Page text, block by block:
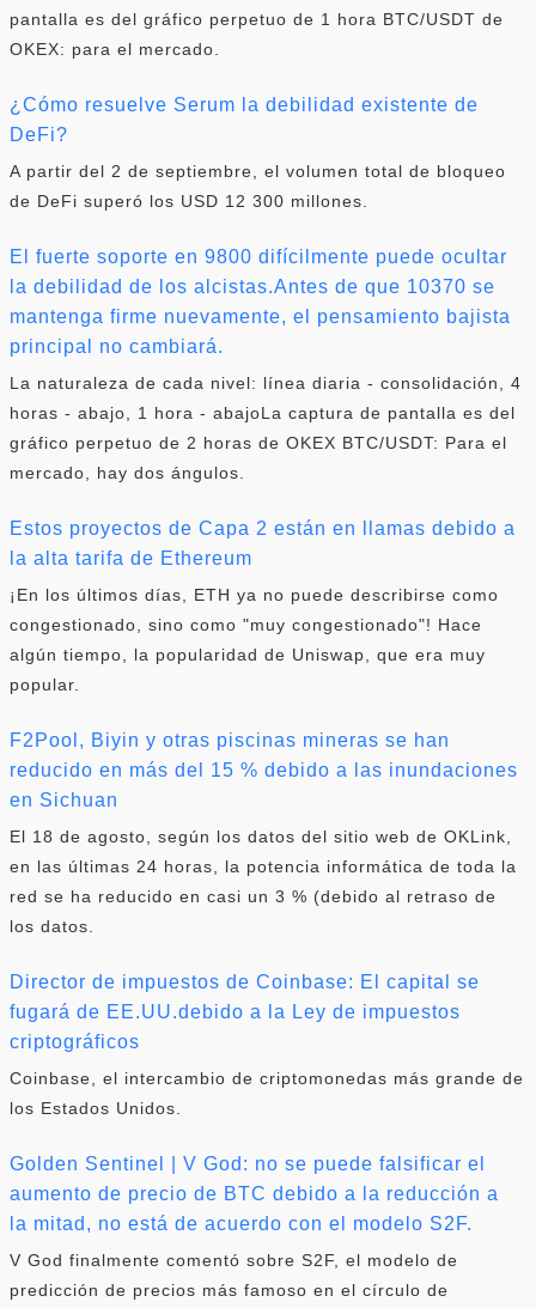
pantalla es del gráfico perpetuo de 1 hora BTC/USDT de
OKEX: para el mercado.
¿Cómo resuelve Serum la debilidad existente de
DeFi?
A partir del 2 de septiembre, el volumen total de bloqueo
de DeFi superó los USD 12 300 millones.
El fuerte soporte en 9800 difícilmente puede ocultar
la debilidad de los alcistas.Antes de que 10370 se
mantenga firme nuevamente, el pensamiento bajista
principal no cambiará.
La naturaleza de cada nivel: línea diaria - consolidación, 4
horas - abajo, 1 hora - abajoLa captura de pantalla es del
gráfico perpetuo de 2 horas de OKEX BTC/USDT: Para el
mercado, hay dos ángulos.
Estos proyectos de Capa 2 están en llamas debido a
la alta tarifa de Ethereum
¡En los últimos días, ETH ya no puede describirse como
congestionado, sino como "muy congestionado"! Hace
algún tiempo, la popularidad de Uniswap, que era muy
popular.
F2Pool, Biyin y otras piscinas mineras se han
reducido en más del 15 % debido a las inundaciones
en Sichuan
El 18 de agosto, según los datos del sitio web de OKLink,
en las últimas 24 horas, la potencia informática de toda la
red se ha reducido en casi un 3 % (debido al retraso de
los datos.
Director de impuestos de Coinbase: El capital se
fugará de EE.UU.debido a la Ley de impuestos
criptográficos
Coinbase, el intercambio de criptomonedas más grande de
los Estados Unidos.
Golden Sentinel | V God: no se puede falsificar el
aumento de precio de BTC debido a la reducción a
la mitad, no está de acuerdo con el modelo S2F.
V God finalmente comentó sobre S2F, el modelo de
predicción de precios más famoso en el círculo de